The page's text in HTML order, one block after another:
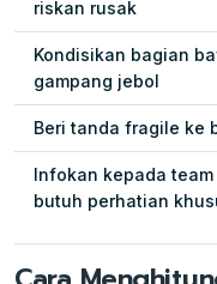
riskan rusak
Kondisikan bagian
gampang jebol
Beri tanda fragile ke
Infokan kepada
butuh perhatian